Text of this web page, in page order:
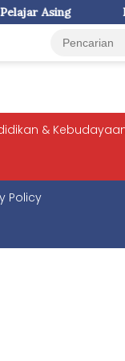
Badan
&
Policy